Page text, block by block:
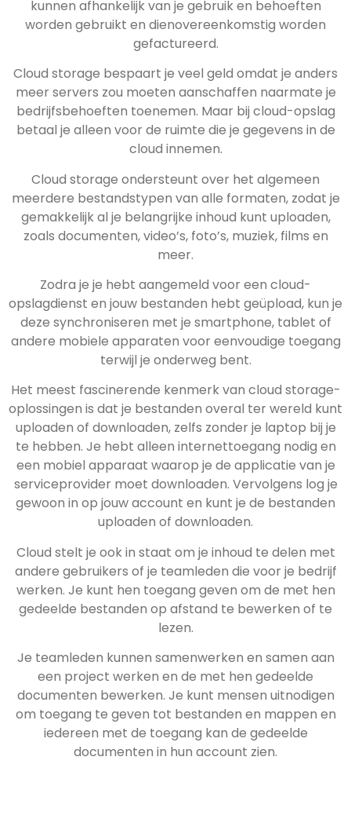
kunnen afhankelijk van je gebruik en behoeften
worden gebruikt en dienovereenkomstig worden
gefactureerd.
Cloud storage bespaart je veel geld omdat je anders
meer servers zou moeten aanschaffen naarmate je
bedrijfsbehoeften toenemen. Maar bij cloud-opslag
betaal je alleen voor de ruimte die je gegevens in de
cloud innemen.
Cloud storage ondersteunt over het algemeen
meerdere bestandstypen van alle formaten, zodat je
gemakkelijk al je belangrijke inhoud kunt uploaden,
zoals documenten, video’s, foto’s, muziek, films en
meer.
Zodra je je hebt aangemeld voor een cloud-
opslagdienst en jouw bestanden hebt geüpload, kun je
deze synchroniseren met je smartphone, tablet of
andere mobiele apparaten voor eenvoudige toegang
terwijl je onderweg bent.
Het meest fascinerende kenmerk van cloud storage-
oplossingen is dat je bestanden overal ter wereld kunt
uploaden of downloaden, zelfs zonder je laptop bij je
te hebben. Je hebt alleen internettoegang nodig en
een mobiel apparaat waarop je de applicatie van je
serviceprovider moet downloaden. Vervolgens log je
gewoon in op jouw account en kunt je de bestanden
uploaden of downloaden.
Cloud stelt je ook in staat om je inhoud te delen met
andere gebruikers of je teamleden die voor je bedrijf
werken. Je kunt hen toegang geven om de met hen
gedeelde bestanden op afstand te bewerken of te
lezen.
Je teamleden kunnen samenwerken en samen aan
een project werken en de met hen gedeelde
documenten bewerken. Je kunt mensen uitnodigen
om toegang te geven tot bestanden en mappen en
iedereen met de toegang kan de gedeelde
documenten in hun account zien.